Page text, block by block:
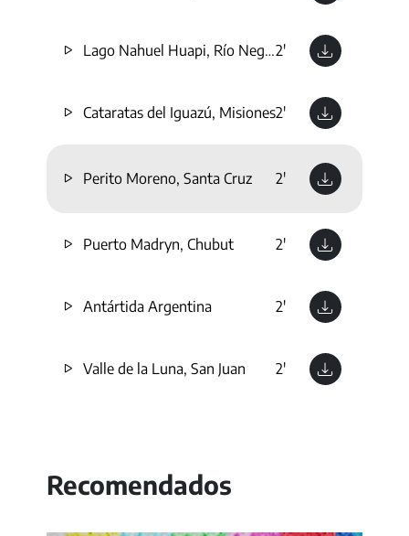
Lago Nahuel Huapi, Río Negro 2'
Cataratas del Iguazú, Misiones2'
Perito Moreno, Santa Cruz 2'
Puerto Madryn, Chubut 2'
Antártida Argentina 2'
Valle de la Luna, San Juan 2'
Recomendados